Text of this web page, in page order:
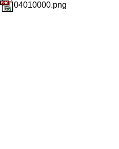
04010000.png